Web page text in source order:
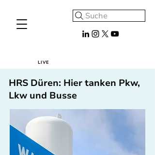
Suche
LIVE
HRS Düren: Hier tanken Pkw,
Lkw und Busse